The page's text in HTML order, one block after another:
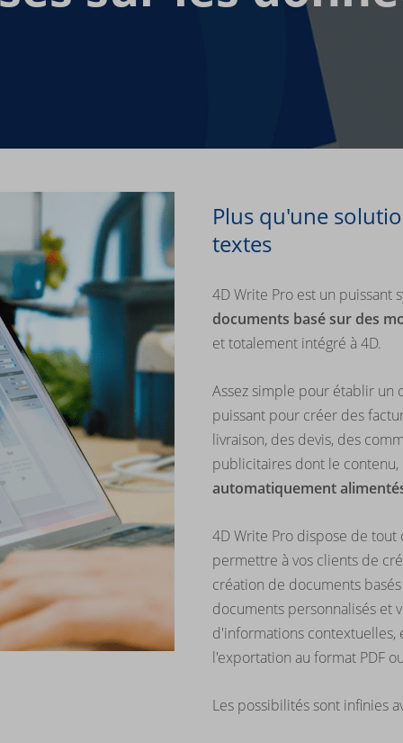
Plus qu'une
textes
4D Write Pro est un puissant
documents basé sur des
et totalement intégré à 4D.
Assez simple pour établir un
puissant pour créer des
livraison, des devis, des
publicitaires dont le
automatiquement
4D Write Pro dispose de
permettre à vos clients de
création de documents
documents personnalisés et
d'informations contextuelles,
l'exportation au format PDF
Les possibilités sont infinies